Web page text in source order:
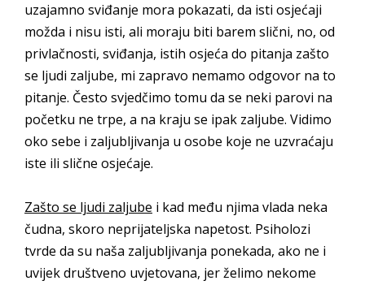
uzajamno sviđanje mora pokazati, da isti osjećaji
možda i nisu isti, ali moraju biti barem slični, no, od
privlačnosti, sviđanja, istih osjeća do pitanja zašto
se ljudi zaljube, mi zapravo nemamo odgovor na to
pitanje. Često svjedčimo tomu da se neki parovi na
početku ne trpe, a na kraju se ipak zaljube. Vidimo
oko sebe i zaljubljivanja u osobe koje ne uzvraćaju
iste ili slične osjećaje.
Zašto se ljudi zaljube i kad među njima vlada neka
čudna, skoro neprijateljska napetost. Psiholozi
tvrde da su naša zaljubljivanja ponekada, ako ne i
uvijek društveno uvjetovana, jer želimo nekome